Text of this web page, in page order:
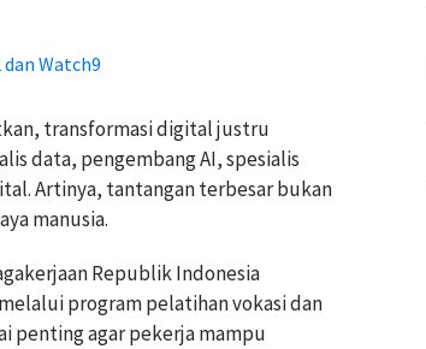
Watch9
transformasi digital justru
data, pengembang AI, spesialis
Artinya, tantangan terbesar bukan
manusia.
Republik Indonesia
program pelatihan vokasi dan
penting agar pekerja mampu